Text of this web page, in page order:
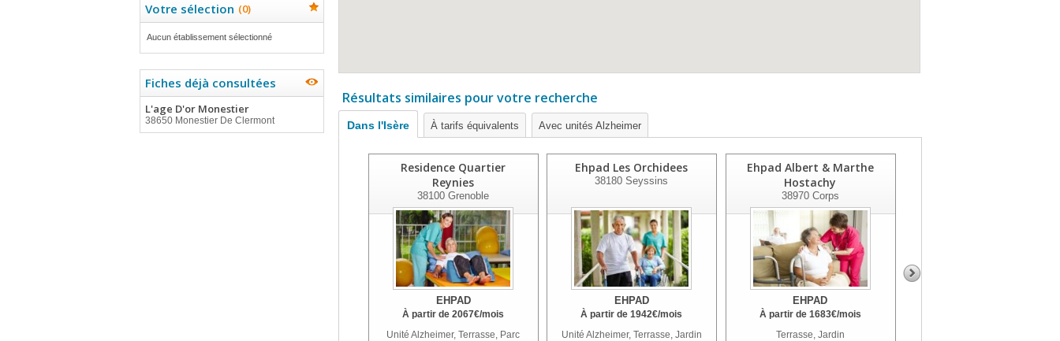
Votre sélection (0)
Aucun établissement sélectionné
Fiches déjà consultées
L'age D'or Monestier
38650 Monestier De Clermont
Résultats similaires pour votre recherche
Dans l'Isère À tarifs équivalents Avec unités Alzheimer
Residence Quartier
Reynies
38100 Grenoble
EHPAD
À partir de 2067€/mois
Unité Alzheimer, Terrasse, Parc
Ehpad Les Orchidees
38180 Seyssins
EHPAD
À partir de1942€/mois
Unité Alzheimer, Terrasse, Jardin
Ehpad Albert & Marthe
Hostachy
38970Corps
EHPAD
À partir de 1683€/mois
Terrasse, Jardin